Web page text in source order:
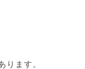
ります。